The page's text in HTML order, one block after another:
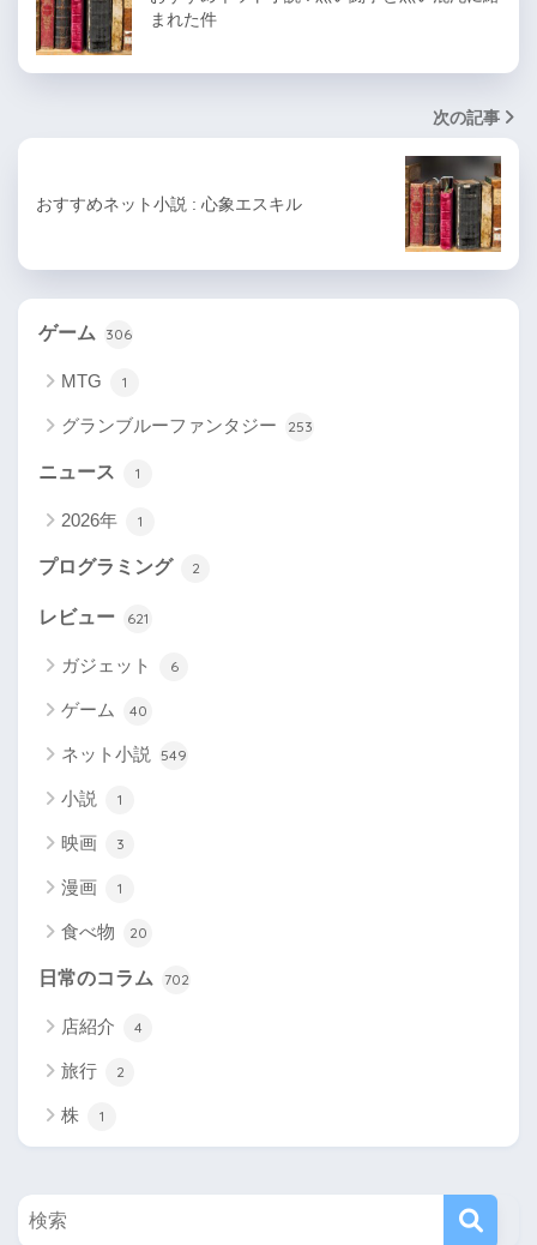
まれた件
次の記事
おすすめネット小説 : 心象エスキル
ゲーム 306
MTG 1
グランブルーファンタジー 253
ニュース 1
2026年 1
プログラミング 2
レビュー 621
ガジェット 6
ゲーム 40
ネット小説 549
小説 1
映画 3
漫画 1
食べ物 20
日常のコラム 702
店紹介 4
旅行 2
株 1